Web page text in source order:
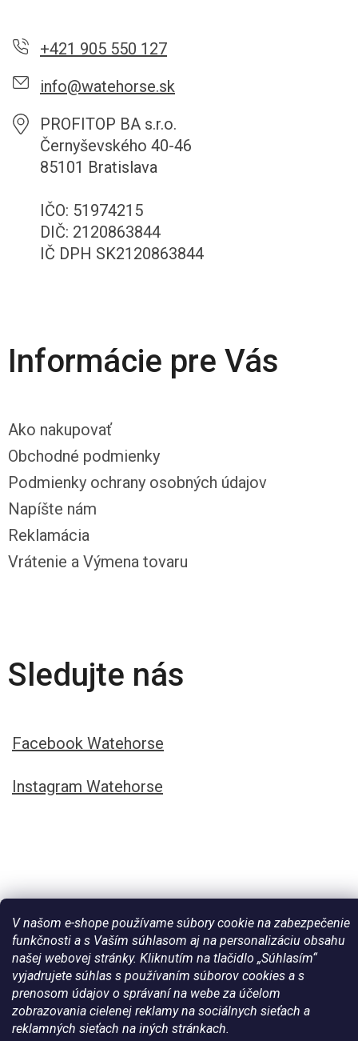
V našom e-shope používame súbory cookie na zabezpečenie
funkčnosti a s Vaším súhlasom aj na personalizáciu obsahu
našej webovej stránky. Kliknutím na tlačidlo „Súhlasím“
vyjadrujete súhlas s používaním súborov cookies a s
prenosom údajov o správaní na webe za účelom
zobrazovania cielenej reklamy na sociálnych sieťach a
reklamných sieťach na iných stránkach.
+421 905 550 127
info@watehorse.sk
PROFITOP BA s.r.o.
Černyševského 40-46
85101 Bratislava
IČO: 51974215
DIČ: 2120863844
IČ DPH SK2120863844
Informácie pre Vás
Ako nakupovať
Obchodné podmienky
Podmienky ochrany osobných údajov
Napíšte nám
Reklamácia
Vrátenie a Výmena tovaru
Sledujte nás
Facebook Watehorse
Instagram Watehorse
Vytvoril Shoptet
Copyright 2026Všetko pre vaše kone - WateHorse.sk